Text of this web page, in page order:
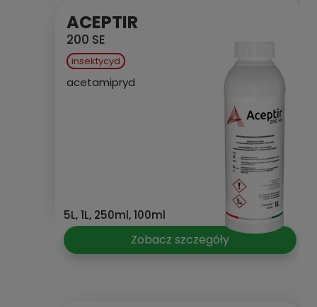
ACEPTIR
200 SE
insektycyd
acetamipryd
5L, 1L, 250ml, 100ml
Zobacz szczegóły